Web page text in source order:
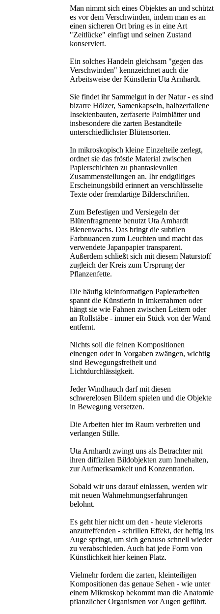
Man nimmt sich eines Objektes an und schützt
es vor dem Verschwinden, indem man es an
einen sicheren Ort bring es in eine Art
"Zeitlücke" einfügt und seinen Zustand
konserviert.
Ein solches Handeln gleichsam "gegen das
Verschwinden" kennzeichnet auch die
Arbeitsweise der Künstlerin Uta Arnhardt.
Sie findet ihr Sammelgut in der Natur - es sind
bizarre Hölzer, Samenkapseln, halbzerfallene
Insektenbauten, zerfaserte Palmblätter und
insbesondere die zarten Bestandteile
unterschiedlichster Blütensorten.
In mikroskopisch kleine Einzelteile zerlegt,
ordnet sie das fröstle Material zwischen
Papierschichten zu phantasievollen
Zusammenstellungen an. Ihr endgültiges
Erscheinungsbild erinnert an verschlüsselte
Texte oder fremdartige Bilderschriften.
Zum Befestigen und Versiegeln der
Blütenfragmente benutzt Uta Amhardt
Bienenwachs. Das bringt die subtilen
Farbnuancen zum Leuchten und macht das
verwendete Japanpapier transparent.
Außerdem schließt sich mit diesem Naturstoff
zugleich der Kreis zum Ursprung der
Pflanzenfette.
Die häufig kleinformatigen Papierarbeiten
spannt die Künstlerin in Imkerrahmen oder
hängt sie wie Fahnen zwischen Leitern oder
an Rollstäbe - immer ein Stück von der Wand
entfernt.
Nichts soll die feinen Kompositionen
einengen oder in Vorgaben zwängen, wichtig
sind Bewegungsfreiheit und
Lichtdurchlässigkeit.
Jeder Windhauch darf mit diesen
schwerelosen Bildern spielen und die Objekte
in Bewegung versetzen.
Die Arbeiten hier im Raum verbreiten und
verlangen Stille.
Uta Arnhardt zwingt uns als Betrachter mit
ihren diffizilen Bildobjekten zum Innehalten,
zur Aufmerksamkeit und Konzentration.
Sobald wir uns darauf einlassen, werden wir
mit neuen Wahmehmungserfahrungen
belohnt.
Es geht hier nicht um den - heute vielerorts
anzutreffenden - schrillen Effekt, der heftig ins
Auge springt, um sich genauso schnell wieder
zu verabschieden. Auch hat jede Form von
Künstlichkeit hier keinen Platz.
Vielmehr fordern die zarten, kleinteiligen
Kompositionen das genaue Sehen - wie unter
einem Mikroskop bekommt man die Anatomie
pflanzlicher Organismen vor Augen geführt.